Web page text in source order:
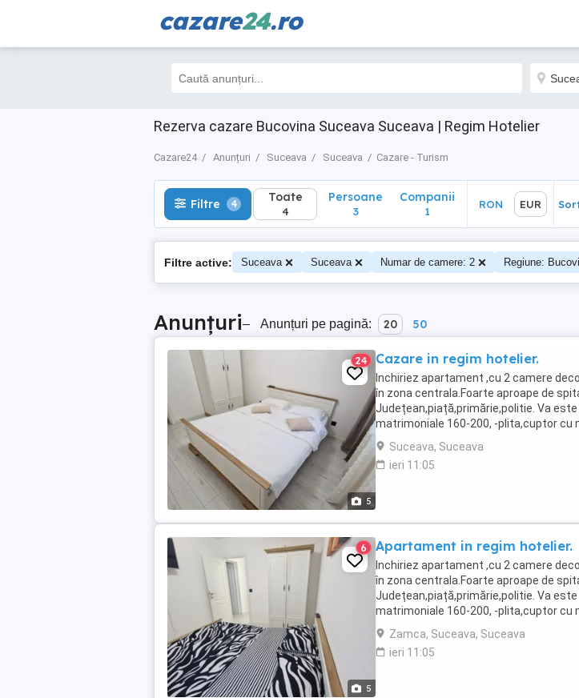
cazare24.ro
Rezerva cazare Bucovina Suceava Suceava | Regim Hotelier
Cazare24 Anunțuri Suceava Suceava Cazare - Turism
Filtre 4 Toate
4
Filtre 4 Toate
4
Persoane
3
Companii
1
RON EUR
Filtre active: Suceava Suceava Numar de camere: 2 Regiune:
Anunțuri– Anunțuri pe pagină: 20 50
5
24 Cazare in regim hotelier.
Inchiriez apartament ,cu 2 camere
în zona centrala.Foarte aproape de
Județean,piață,primărie,politie. Va
matrimoniale 160-200, -plita,cuptor cu
rufe,fier de
TV ...
Suceava, Suceava
ieri 11:05
5
6 Apartament in regim hotelier.
Inchiriez apartament ,cu 2 camere
în zona centrala.Foarte aproape de
Județean,piață,primărie,politie. Va
matrimoniale 160-200, -plita,cuptor cu
rufe,fier de
TV ...
Zamca, Suceava, Suceava
ieri 11:05